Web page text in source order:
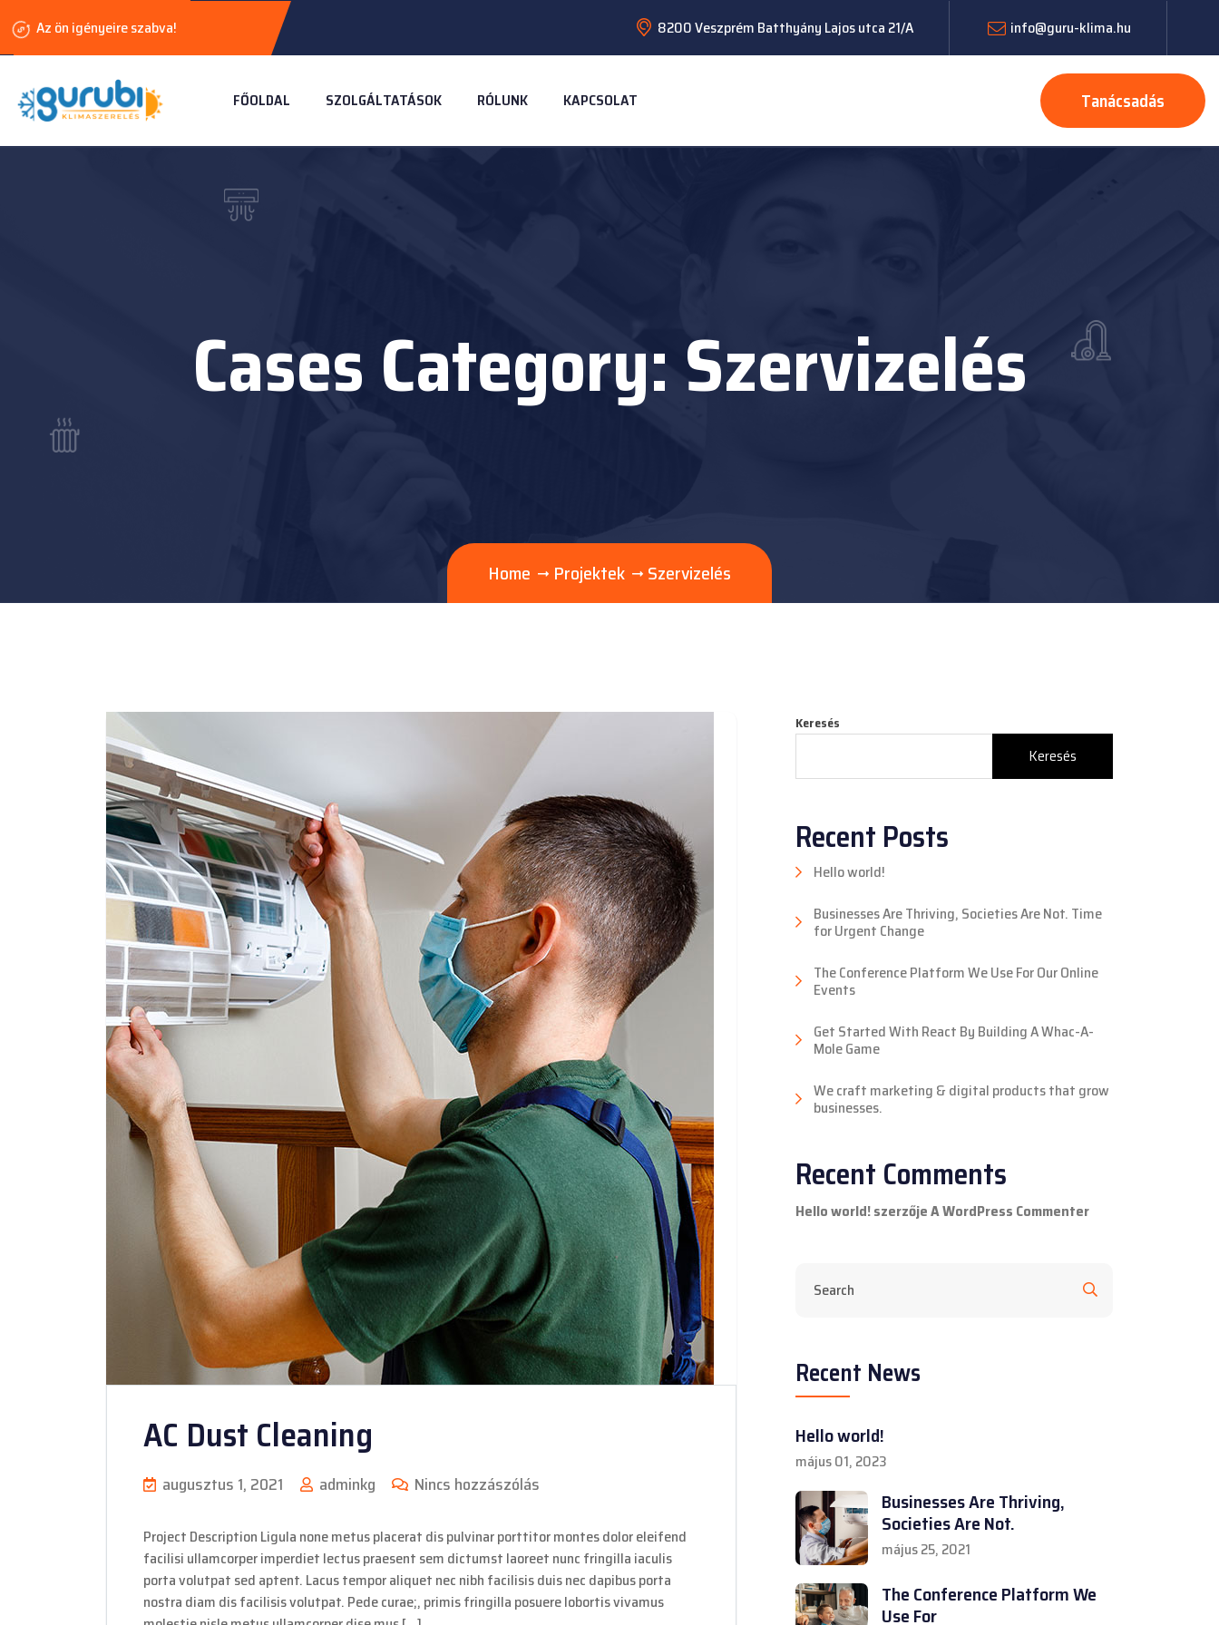
Az ön igényeire szabva! 8200 Veszprém Batthyány Lajos utca 21/A info@guru-klima.hu
FŐOLDAL SZOLGÁLTATÁSOK RÓLUNK KAPCSOLAT Tanácsadás
Cases Category:Szervizelés
Home Projektek Szervizelés
AC Dust Cleaning
augusztus 1, 2021 adminkg Nincs hozzászólás
Project Description Ligula none metus placerat dis pulvinar porttitor montes dolor eleifend
facilisi ullamcorper imperdiet lectus praesent sem dictumst laoreet nunc fringilla iaculis
porta volutpat sed aptent. Lacus tempor aliquet nec nibh facilisis duis nec dapibus porta
nostra diam dis facilisis volutpat. Pede curae;, primis fringilla posuere lobortis vivamus
Keresés
Keresés
Recent Posts
Hello world!
Businesses Are Thriving, Societies Are Not. Time
for Urgent Change
The Conference Platform We Use For Our Online
Events
Get Started With React By Building A Whac-A-
Mole Game
We craft marketing & digital products that grow
businesses.
Recent Comments
Hello world!szerzőjeA WordPress Commenter
Recent News
Hello world!
május 01, 2023
Businesses Are Thriving,
Societies Are Not.
május 25, 2021
The Conference Platform We
Use For